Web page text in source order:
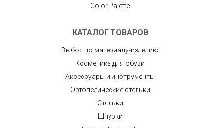
Color Palette
КАТАЛОГ ТОВАРОВ
Выбор по материалу-изделию
Косметика для обуви
Аксессуары и инструменты
Ортопедические стельки
Стельки
Шнурки